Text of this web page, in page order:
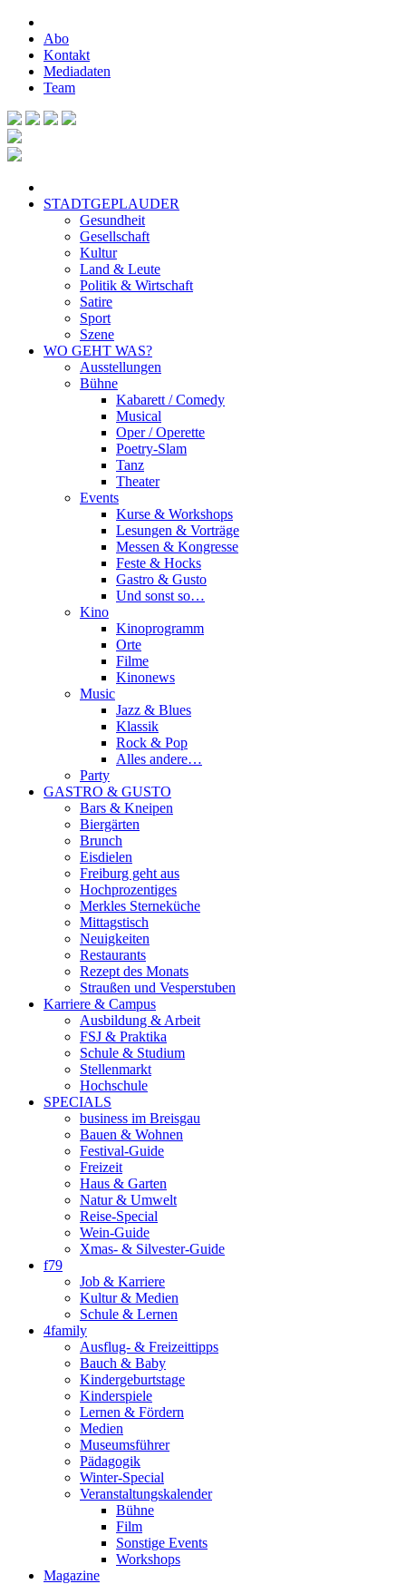
Abo
Kontakt
Mediadaten
Team
STADTGEPLAUDER
Gesundheit
Gesellschaft
Kultur
Land & Leute
Politik & Wirtschaft
Satire
Sport
Szene
WO GEHT WAS?
Ausstellungen
Bühne
Kabarett / Comedy
Musical
Oper / Operette
Poetry-Slam
Tanz
Theater
Events
Kurse & Workshops
Lesungen & Vorträge
Messen & Kongresse
Feste & Hocks
Gastro & Gusto
Und sonst so…
Kino
Kinoprogramm
Orte
Filme
Kinonews
Music
Jazz & Blues
Klassik
Rock & Pop
Alles andere…
Party
GASTRO & GUSTO
Bars & Kneipen
Biergärten
Brunch
Eisdielen
Freiburg geht aus
Hochprozentiges
Merkles Sterneküche
Mittagstisch
Neuigkeiten
Restaurants
Rezept des Monats
Straußen und Vesperstuben
Karriere & Campus
Ausbildung & Arbeit
FSJ & Praktika
Schule & Studium
Stellenmarkt
Hochschule
SPECIALS
business im Breisgau
Bauen & Wohnen
Festival-Guide
Freizeit
Haus & Garten
Natur & Umwelt
Reise-Special
Wein-Guide
Xmas- & Silvester-Guide
f79
Job & Karriere
Kultur & Medien
Schule & Lernen
4family
Ausflug- & Freizeittipps
Bauch & Baby
Kindergeburtstage
Kinderspiele
Lernen & Fördern
Medien
Museumsführer
Pädagogik
Winter-Special
Veranstaltungskalender
Bühne
Film
Sonstige Events
Workshops
Magazine